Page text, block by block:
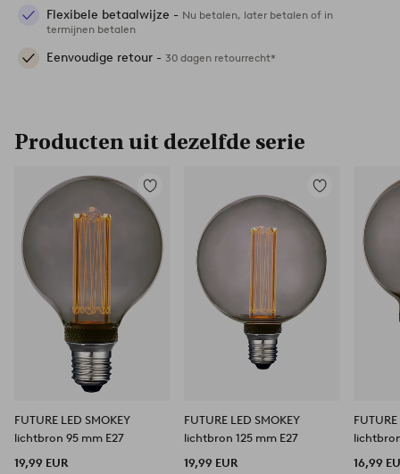
Flexibele betaalwijze - Nu betalen, later betalen of in
termijnen betalen
Eenvoudige retour - 30 dagen retourrecht*
Producten uit dezelfde serie
Toevoegen
aan
favorieten
FUTURE LED SMOKEY
lichtbron 95 mm E27
19,99 EUR
Toevoegen
favorieten
FUTURE LED SMOKEY
lichtbron 125 mm E27
19,99 EUR
16,99